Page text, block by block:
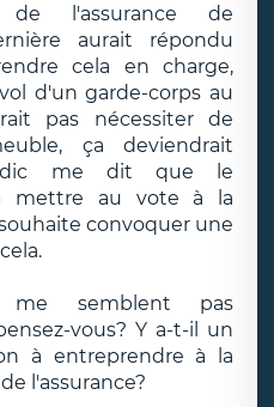
de l'assurance de
aurait répondu
cela en charge,
d'un garde-corps au
pas nécessiter de
ça deviendrait
me dit que le
mettre au vote à la
convoquer une
me semblent pas
vous? Y a-t-il un
à entreprendre à la
l'assurance?